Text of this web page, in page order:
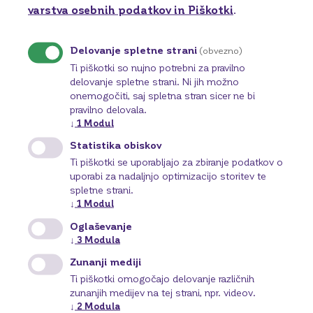
Osnovno sredstvo z najemom. Prava odločitev za
vsako podjetje ali podjetnika.
Več o tem
varstva osebnih podatkov in Piškotki
Delovanje spletne strani (obvezno)
Ti piškotki so nujno potrebni za pravilno
delovanje spletne strani. Ni jih možno
onemogočiti, saj spletna stran sicer ne bi
pravilno delovala.
↓ 1 Modul
Statistika obiskov
Ti piškotki se uporabljajo za zbiranje podatkov o
uporabi za nadaljnjo optimizacijo storitev te
spletne strani.
↓ 1 Modul
Oglaševanje
↓ 3 Modula
Zunanji mediji
Ti piškotki omogočajo delovanje različnih
zunanjih medijev na tej strani, npr. videov.
↓ 2 Modula